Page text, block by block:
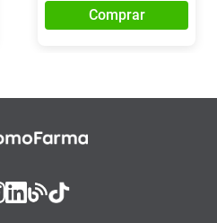
Comprar